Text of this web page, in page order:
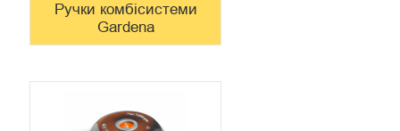
Ручки комбісистеми
Gardena